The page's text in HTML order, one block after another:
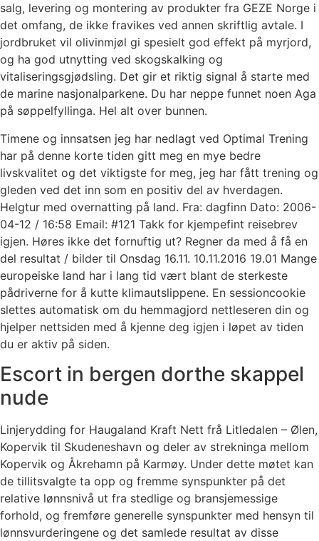
salg, levering og montering av produkter fra GEZE Norge i
det omfang, de ikke fravikes ved annen skriftlig avtale. I
jordbruket vil olivinmjøl gi spesielt god effekt på myrjord,
og ha god utnytting ved skogskalking og
vitaliseringsgjødsling. Det gir et riktig signal å starte med
de marine nasjonalparkene. Du har neppe funnet noen Aga
på søppelfyllinga. Hel alt over bunnen.
Timene og innsatsen jeg har nedlagt ved Optimal Trening
har på denne korte tiden gitt meg en mye bedre
livskvalitet og det viktigste for meg, jeg har fått trening og
gleden ved det inn som en positiv del av hverdagen.
Helgtur med overnatting på land. Fra: dagfinn Dato: 2006-
04-12 / 16:58 Email: #121 Takk for kjempefint reisebrev
igjen. Høres ikke det fornuftig ut? Regner da med å få en
del resultat / bilder til Onsdag 16.11. 10.11.2016 19.01 Mange
europeiske land har i lang tid vært blant de sterkeste
pådriverne for å kutte klimautslippene. En sessioncookie
slettes automatisk om du hemmagjord nettleseren din og
hjelper nettsiden med å kjenne deg igjen i løpet av tiden
du er aktiv på siden.
Escort in bergen dorthe skappel
nude
Linjerydding for Haugaland Kraft Nett frå Litledalen – Ølen,
Kopervik til Skudeneshavn og deler av strekninga mellom
Kopervik og Åkrehamn på Karmøy. Under dette møtet kan
de tillitsvalgte ta opp og fremme synspunkter på det
relative lønnsnivå ut fra stedlige og bransjemessige
forhold, og fremføre generelle synspunkter med hensyn til
lønnsvurderingene og det samlede resultat av disse